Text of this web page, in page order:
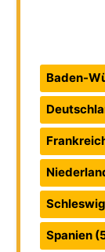
Baden-
Spanien